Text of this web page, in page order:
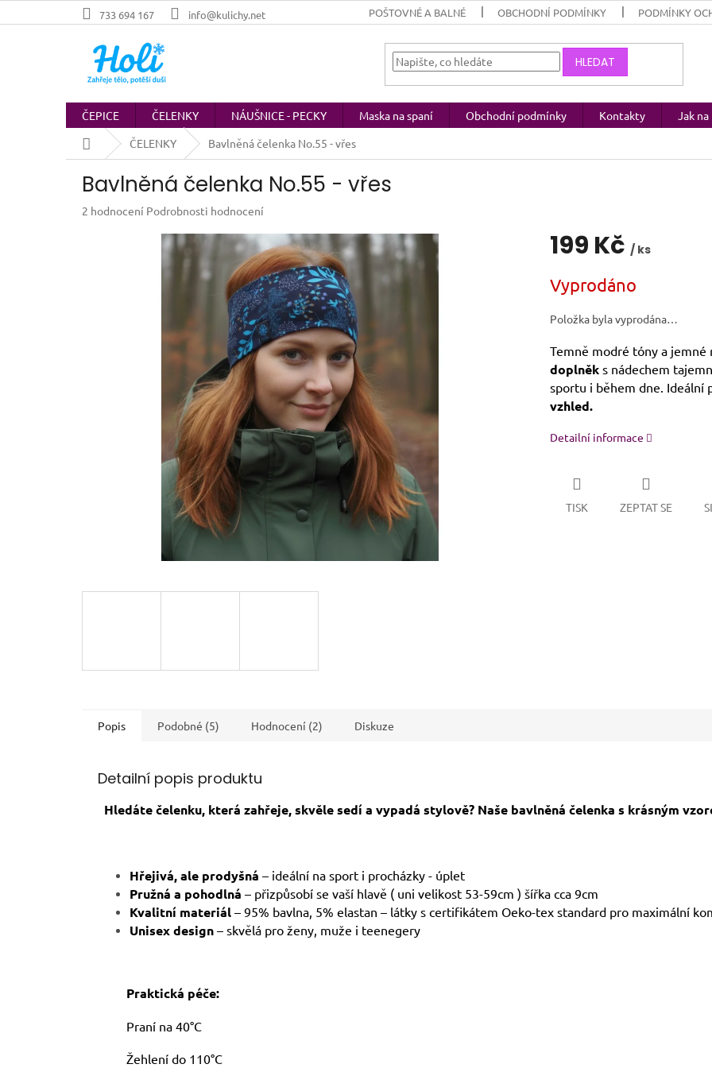
na
733 694 167 info@kulichy.net POŠTOVNÉ A BALNÉ OBCHODNÍ PODMÍNKY PODMÍNKY
HLEDAT
ČEPICE ČELENKY NÁUŠNICE - PECKY Maska na spaní Obchodní podmínky Kontakty
Jak na
Domů
ČELENKY Bavlněná čelenka No.55 - vřes
Bavlněná čelenka No.55 - vřes
Průměrné
2 hodnocení Podrobnosti hodnocení
199 Kč / ks
cena:
Vyprodáno
Položka byla vyprodána…
Temně modré tóny a
doplněk s nádechem
sportu i během dne.
vzhled.
Detailní informace
TISK ZEPTAT SE
Popis Podobné (5) Hodnocení (2) Diskuze
Detailní popis produktu
Hledáte čelenku, která zahřeje, skvěle sedí a vypadá stylově? Naše bavlněná čelenka s krásným
Hřejivá, ale prodyšná – ideální na sport i procházky - úplet
Pružná a pohodlná – přizpůsobí se vaší hlavě ( uni velikost 53-59cm ) šířka cca 9cm
Kvalitní materiál – 95% bavlna, 5% elastan – látky s certifikátem Oeko-tex standard pro maximální
Unisex design – skvělá pro ženy, muže i teenegery
Praktická péče:
Praní na 40°C
Žehlení do 110°C